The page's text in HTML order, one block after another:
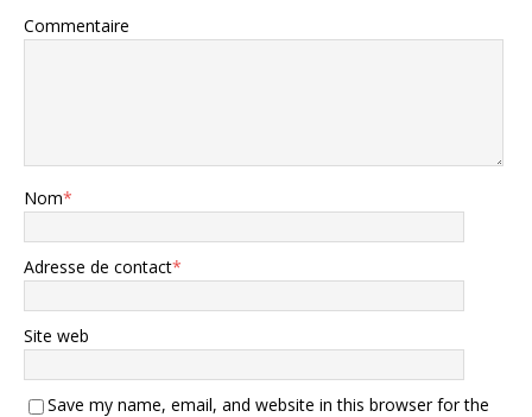
Commentaire
Nom*
Adresse de contact*
Site web
Save my name, email, and website in this browser for the